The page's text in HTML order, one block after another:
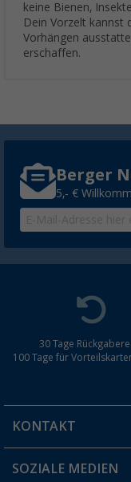
keine Bienen,
Dein Vorzelt kannst
Vorhängen
erschaffen.
Berger
5,- €
30 Tage
100 Tage für
KONTAKT
Du hast eine Frage?
SOZIALE MEDIEN